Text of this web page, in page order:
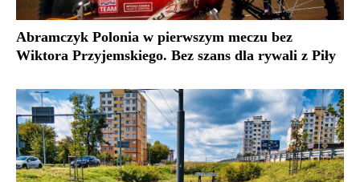
Abramczyk Polonia w pierwszym meczu bez
Wiktora Przyjemskiego. Bez szans dla rywali z Piły